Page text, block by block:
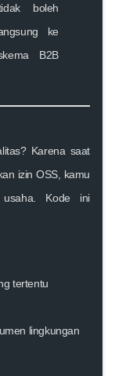
boleh
ke
B2B
Karena saat
izin OSS, kamu
Kode ini
tertentu
lingkungan